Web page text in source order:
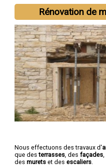
Rénovation de
Nous effectuons des travaux d'
que desterrasses , des façades
des murets et des escaliers